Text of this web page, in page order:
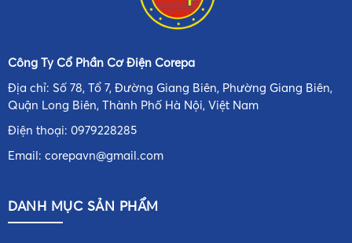
Công Ty Cổ Phần Cơ Điện Corepa
Địa chỉ: Số 78, Tổ 7, Đường Giang Biên, Phường Giang Biên,
Quận Long Biên, Thành Phố Hà Nội, Việt Nam
Điện thoại: 0979228285
Email: corepavn@gmail.com
DANH MỤC SẢN PHẨM